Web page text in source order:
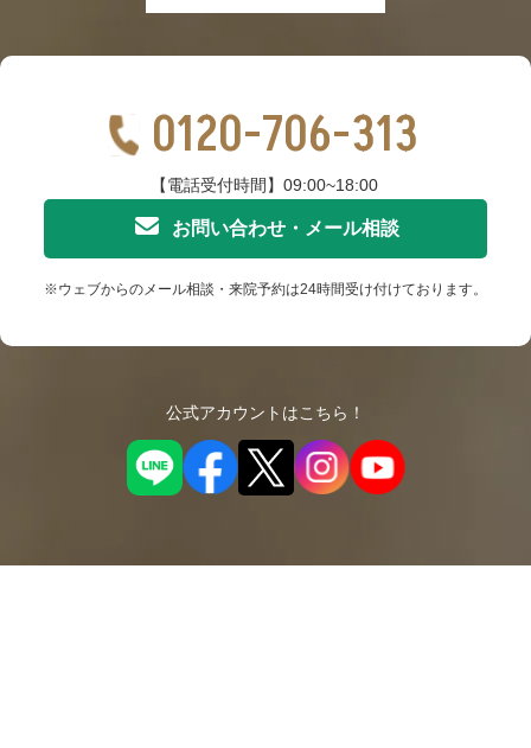
0120-706-313
【電話受付時間】09:00~18:00
お問い合わせ・メール相談
※ウェブからのメール相談・来院予約は24時間受け付けております。
公式アカウントはこちら！